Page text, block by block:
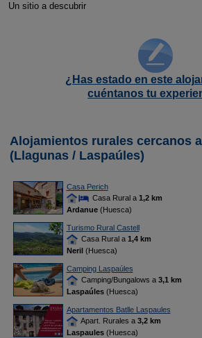
Un sitio a descubrir
¿Has estado en este
cuéntanos tu
Alojamientos rurales cercanos
(Llagunas / Laspaúles)
Casa Perich
Casa Rural a 1,2 km
Ardanue(Huesca)
Turismo Rural Castell
Casa Rural a 1,4 km
Neril(Huesca)
Camping Laspaúles
Camping/Bungalows a 3,1 km
Laspaúles(Huesca)
Apartamentos Batlle Laspaules
Apart. Rurales a 3,2 km
Laspaules(Huesca)